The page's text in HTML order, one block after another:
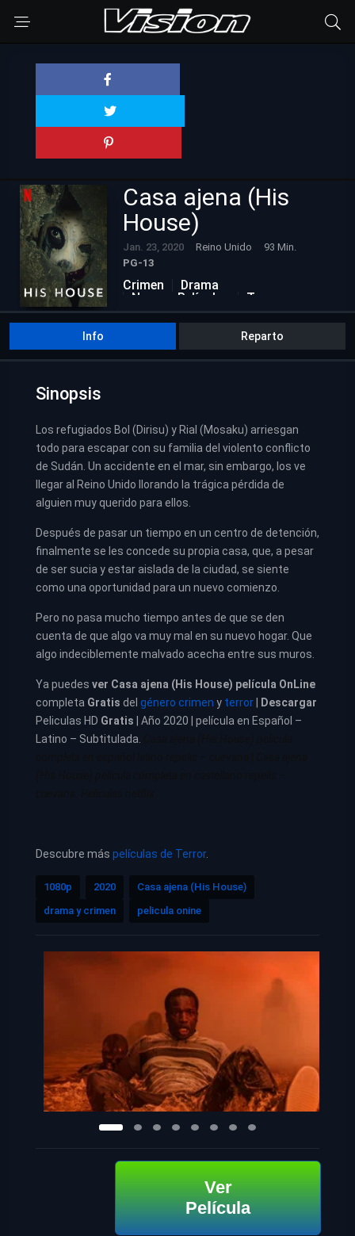
Casa ajena (His
House)
Jan. 23, 2020 Reino Unido
93 Min.
PG-13
Crimen
Drama
Nuevas Películas
Terror
Info Reparto
Sinopsis
Los refugiados Bol (Dirisu) y Rial (Mosaku) arriesgan
todo para escapar con su familia del violento conflicto
de Sudán. Un accidente en el mar, sin embargo, los ve
llegar al Reino Unido llorando la trágica pérdida de
alguien muy querido para ellos.
Después de pasar un tiempo en un centro de detención,
finalmente se les concede su propia casa, que, a pesar
de ser sucia y estar aislada de la ciudad, se siente
como una oportunidad para un nuevo comienzo.
Pero no pasa mucho tiempo antes de que se den
cuenta de que algo va muy mal en su nuevo hogar. Que
algo indeciblemente malvado acecha entre sus muros.
Ya puedes ver Casa ajena (His House) película OnLine
completa Gratis del género crimen y terror
Descargar
Peliculas HD Gratis | Año 2020 | película en Español –
Latino – Subtitulada.
Descubre más películas de Terror.
1080p 2020
Casa ajena (His House)
drama y crimen
pelicula onine
Ver
Película